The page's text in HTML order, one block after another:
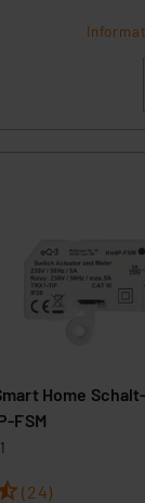
EU-Standards
sowie
Art der
Home
FSM
(24)